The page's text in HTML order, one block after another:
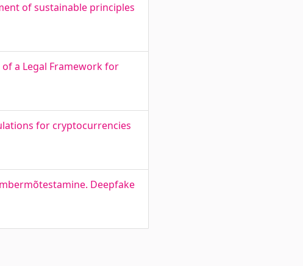
of sustainable principles
a Legal Framework for
for cryptocurrencies
Deepfake